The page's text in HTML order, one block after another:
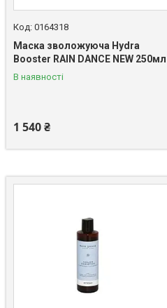
0164318
Маска зволожуюча Hydra
Booster RAIN DANCE NEW 250мл
В наявності
1 540 ₴